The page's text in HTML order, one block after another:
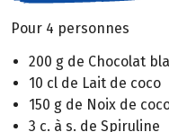
Pour 4 personnes
200 g de Chocolat
10 cl de Lait de coco
150 g de Noix de
3 c. à s. de Spiruline